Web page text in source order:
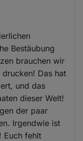
Bestäubung
brauchen wir
Das hat
und das
dieser Welt!
der paar
Irgendwie ist
Euch fehlt